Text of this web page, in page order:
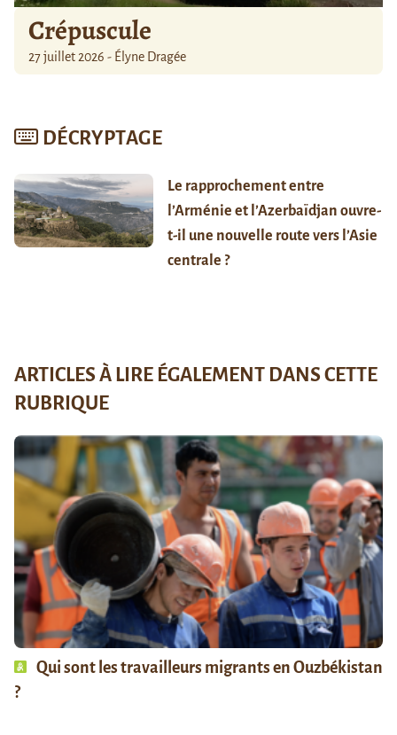
Crépuscule
27 juillet 2026 - Élyne Dragée
DÉCRYPTAGE
Le rapprochement entre
l’Arménie et l’Azerbaïdjan ouvre-
t-il une nouvelle route vers l’Asie
centrale ?
ARTICLES À LIRE ÉGALEMENT DANS CETTE
RUBRIQUE
Qui sont les travailleurs migrants en Ouzbékistan
?